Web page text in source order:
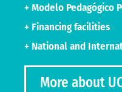
+ Modelo Pedagógico
+ Financing facilities
+ National and
More about